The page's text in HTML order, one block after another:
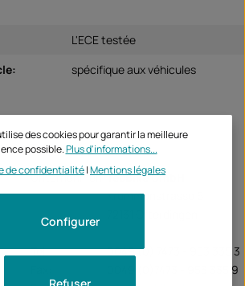
L'ECE testée
spécifique aux véhicules
T-Line
Unternehmen:TecBike GmbH
Krummenstrasse 6
Tel:
0049 (0) 7473 - 953 335 3
0049 (0)7473 - 953 335 9
des cookies pour garantir la meilleure
possible.Plus d'informations...
de confidentialité|Mentions légales
Refuser
Configurer